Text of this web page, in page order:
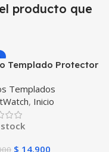
producto que
Templado Protector
Samsung
S3 Frontier
Templados
, Inicio
$ 14.900